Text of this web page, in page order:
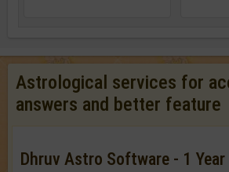
Astrological services for
answers and better feature
Dhruv Astro Software - 1 Year